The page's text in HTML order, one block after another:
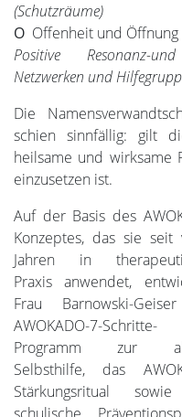
(Schutzräume)
O Offenheit und Öffnung
Positive Resonanz-
Netzwerken und
Die
schien sinnfällig: gilt
heilsame und wirksame
einzusetzen ist.
Auf der Basis des
Konzeptes, das sie seit
Jahren in
Praxis anwendet,
Frau Barnowski-
AWOKADO-7-Schritte-
Programm zur
Selbsthilfe, das
Stärkungsritual